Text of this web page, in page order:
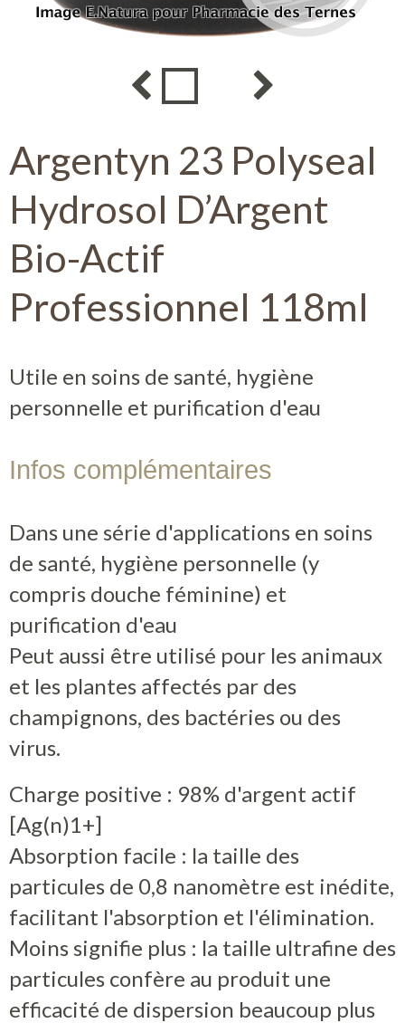
Argentyn 23 Polyseal
Hydrosol D’Argent
Bio-Actif
Professionnel 118ml
Utile en soins de santé, hygiène
personnelle et purification d'eau
Infos complémentaires
Dans une série d'applications en soins
de santé, hygiène personnelle (y
compris douche féminine) et
purification d'eau
Peut aussi être utilisé pour les animaux
et les plantes affectés par des
champignons, des bactéries ou des
virus.
Charge positive : 98% d'argent actif
[Ag(n)1+]
Absorption facile : la taille des
particules de 0,8 nanomètre est inédite,
facilitant l'absorption et l'élimination.
Moins signifie plus : la taille ultrafine des
particules confère au produit une
efficacité de dispersion beaucoup plus